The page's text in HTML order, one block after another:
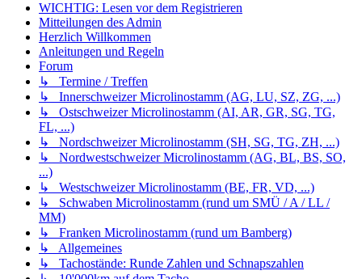
WICHTIG: Lesen vor dem Registrieren
Mitteilungen des Admin
Herzlich Willkommen
Anleitungen und Regeln
Forum
↳ Termine / Treffen
↳ Innerschweizer Microlinostamm (AG, LU, SZ, ZG, ...)
↳ Ostschweizer Microlinostamm (AI, AR, GR, SG, TG,
FL, ...)
↳ Nordschweizer Microlinostamm (SH, SG, TG, ZH, ...)
↳ Nordwestschweizer Microlinostamm (AG, BL, BS, SO,
...)
↳ Westschweizer Microlinostamm (BE, FR, VD, ...)
↳ Schwaben Microlinostamm (rund um SMÜ / A / LL /
MM)
↳ Franken Microlinostamm (rund um Bamberg)
↳ Allgemeines
↳ Tachostände: Runde Zahlen und Schnapszahlen